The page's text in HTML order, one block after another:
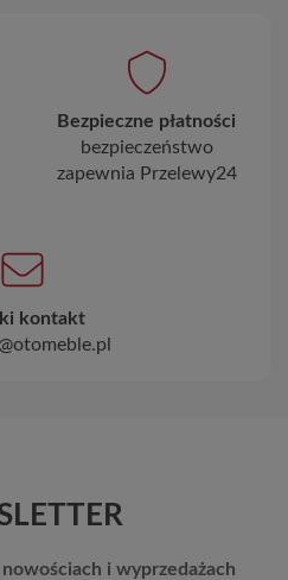
Bezpieczne płatności
bezpieczeństwo
zapewnia Przelewy24
kontakt
i wyprzedażach